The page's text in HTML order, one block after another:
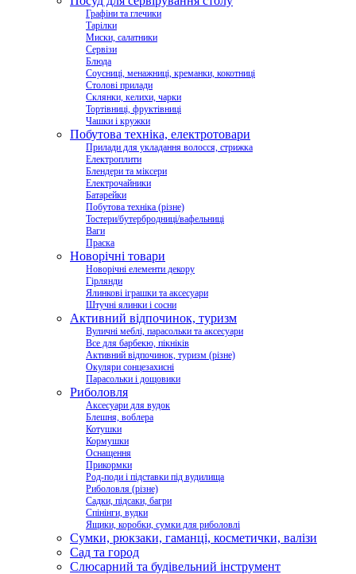
Графіни та глечики
Тарілки
Миски, салатники
Сервізи
Блюда
Соусниці, менажниці, креманки, кокотниці
Столові прилади
Склянки, келихи, чарки
Тортівниці, фруктівниці
Чашки і кружки
Побутова техніка, електротовари
Прилади для укладання волосся, стрижка
Електроплити
Блендери та міксери
Електрочайники
Батарейки
Побутова техніка (різне)
Тостери/бутербродниці/вафельниці
Ваги
Праска
Новорічні товари
Новорічні елементи декору
Гірлянди
Ялинкові іграшки та аксесуари
Штучні ялинки і сосни
Активний відпочинок, туризм
Вуличні меблі, парасольки та аксесуари
Все для барбекю, пікніків
Активний відпочинок, туризм (різне)
Окуляри сонцезахисні
Парасольки і дощовики
Риболовля
Аксесуари для вудок
Блешня, воблера
Котушки
Кормушки
Оснащення
Прикормки
Род-поди і підставки під вудилища
Риболовля (різне)
Садки, підсаки, багри
Спінінги, вудки
Ящики, коробки, сумки для риболовлі
Сумки, рюкзаки, гаманці, косметички, валізи
Сад та город
Слюсарний та будівельний інструмент